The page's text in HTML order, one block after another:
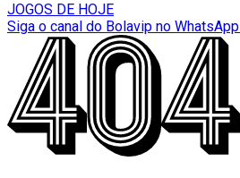
JOGOS DE HOJE
Siga o canal do Bolavip no WhatsApp